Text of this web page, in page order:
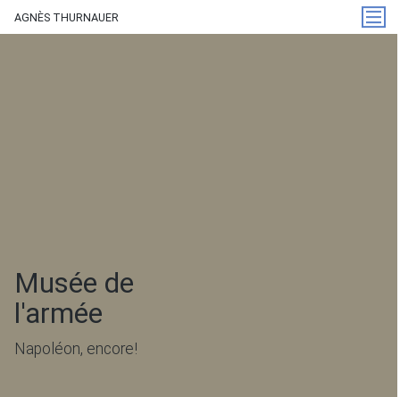
AGNÈS THURNAUER
Musée de
l'armée
Napoléon, encore!